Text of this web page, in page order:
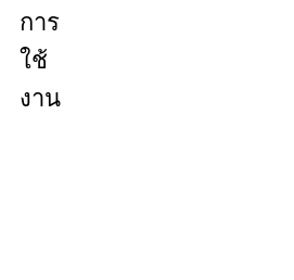
การ
ใช้
งาน